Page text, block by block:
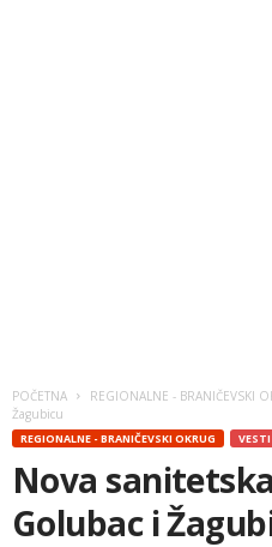
POČETNA REGIONALNE - BRANIČEVSKI
Žagubicu
REGIONALNE - BRANIČEVSKI OKRUG VESTI
Nova
Golubac i